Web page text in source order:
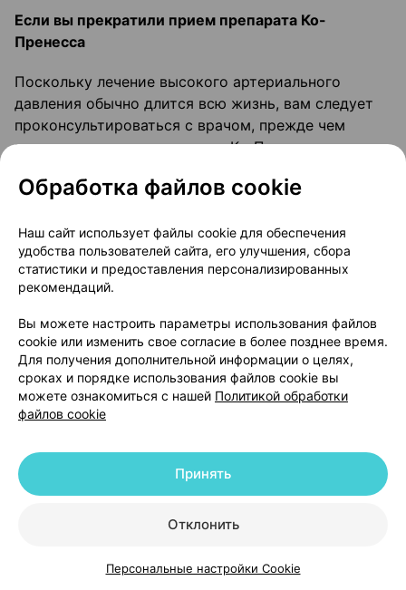
КаталогКорзинаИзбранноеПрофиль
Если вы прекратили прием препарата Ко-
Пренесса
Поскольку лечение высокого артериального
давления обычно длится всю жизнь, вам следует
проконсультироваться с врачом, прежде чем
прекратить прием препарата Ко-Пренесса.
Если у вас есть дополнительные вопросы по
Передозировка
Если вы приняли больше назначенной дозы,
немедленно обратитесь к врачу или в ближайшее
отделение больницы. Наиболее вероятным
эффектом при передозировке является низкое
кровяное давление. Если наблюдается выраженное
снижение артериального давления (при этом
головокружение, сонливость, спутанность
сознания, изменение количества мочи,
вырабатываемой почками), положение «лежа с
поднятыми вверх ногами» может улучшить
Обработка файлов cookie
Наш сайт использует файлы cookie для обеспечения
удобства пользователей сайта, его улучшения, сбора
статистики и предоставления персонализированных
рекомендаций.
Вы можете настроить параметры использования файлов
cookie или изменить свое согласие в более позднее время.
Для получения дополнительной информации о целях,
сроках и порядке использования файлов cookie вы
можете ознакомиться с нашей Политикой обработки
файлов cookie
Отклонить
Принять
Персональные настройки Cookie